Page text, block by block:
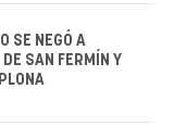
SE NEGÓ A
DE SAN FERMÍN Y